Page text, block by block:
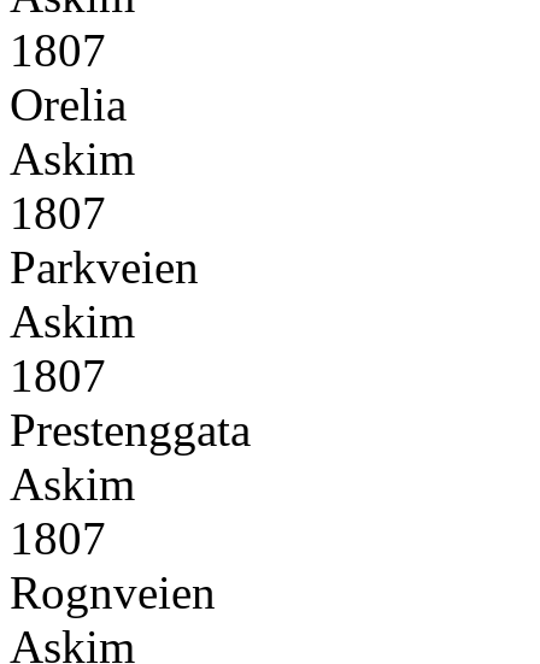
1807
Orelia
Askim
1807
Parkveien
Askim
1807
Prestenggata
Askim
1807
Rognveien
Askim